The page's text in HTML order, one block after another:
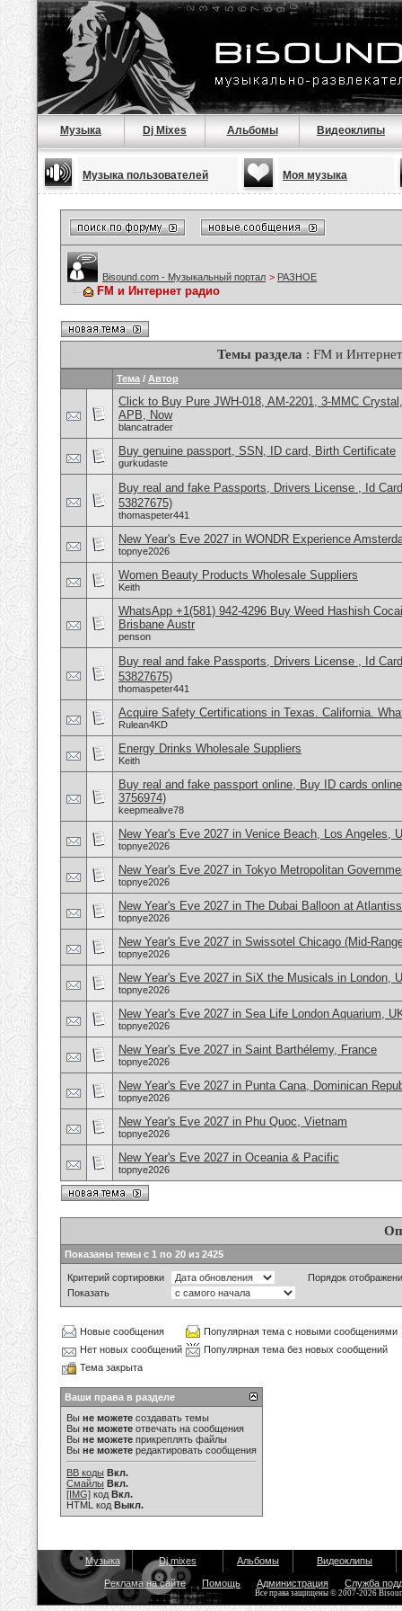
Музыка Dj Mixes Альбомы Видеоклипы
Музыка пользователей Моя музыка
Bisound.com - Музыкальный портал > РАЗНОЕ
FM и Интернет радио
Темы раздела : FM и
Тема / Автор
Click to Buy Pure JWH-018, AM-2201, 3-MMC
APB, Now
blancatrader
Buy genuine passport, SSN, ID card, Birth Certificate
gurkudaste
Buy real and fake Passports, Drivers License , Id
53827675)
thomaspeter441
New Year's Eve 2027 in WONDR Experience
topnye2026
Women Beauty Products Wholesale Suppliers
Keith
WhatsApp +1(581) 942-4296 Buy Weed Hashish
Brisbane Austr
penson
Buy real and fake Passports, Drivers License , Id
53827675)
thomaspeter441
Acquire Safety Certifications in Texas. California.
Rulean4KD
Energy Drinks Wholesale Suppliers
Keith
Buy real and fake passport online, Buy ID cards
3756974)
keepmealive78
New Year's Eve 2027 in Venice Beach, Los Angeles,
topnye2026
New Year's Eve 2027 in Tokyo Metropolitan
topnye2026
New Year's Eve 2027 in The Dubai Balloon at
topnye2026
New Year's Eve 2027 in Swissotel Chicago (Mid-
topnye2026
New Year's Eve 2027 in SiX the Musicals in London,
topnye2026
New Year's Eve 2027 in Sea Life London Aquarium,
topnye2026
New Year's Eve 2027 in Saint Barthélemy, France
topnye2026
New Year's Eve 2027 in Punta Cana, Dominican
topnye2026
New Year's Eve 2027 in Phu Quoc, Vietnam
topnye2026
New Year's Eve 2027 in Oceania & Pacific
topnye2026
Показаны темы с 1 по 20 из 2425
Критерий сортировки
Порядок
Показать
Новые сообщения
Популярная тема с новыми сообщениями
Нет новых сообщений
Популярная тема без новых сообщений
Тема закрыта
Ваши права в разделе
Вы не можете создавать темы
Вы не можете отвечать на сообщения
Вы не можете прикреплять файлы
Вы не можете редактировать сообщения
BB коды Вкл.
Смайлы Вкл.
[IMG] код Вкл.
HTML код Выкл.
Музыка Dj mixes Альбомы Видеоклипы
Реклама на сайте Помощь Администрация Служба
Все права защищены © 2007-2026